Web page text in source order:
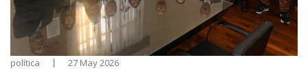
política 27 May 2026